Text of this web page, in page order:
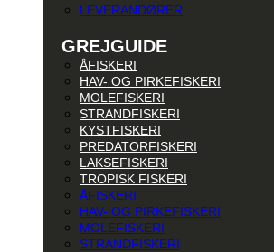
LEVERANDØRER
GREJGUIDE
ÅFISKERI
HAV- OG PIRKEFISKERI
MOLEFISKERI
STRANDFISKERI
KYSTFISKERI
PREDATORFISKERI
LAKSEFISKERI
TROPISK FISKERI
ÅFISKERI
HAV- OG PIRKEFISKERI
MOLEFISKERI
STRANDFISKERI